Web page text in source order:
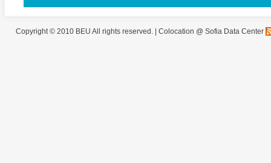
Copyright © 2010 BEU All rights reserved. | Colocation @ Sofia Data Center